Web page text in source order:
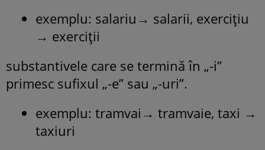
exemplu: salariu→ salarii, exercițiu
→ exerciții
substantivele care se termină în „-i”
primesc sufixul „-e” sau „-uri”.
exemplu: tramvai→ tramvaie, taxi →
taxiuri